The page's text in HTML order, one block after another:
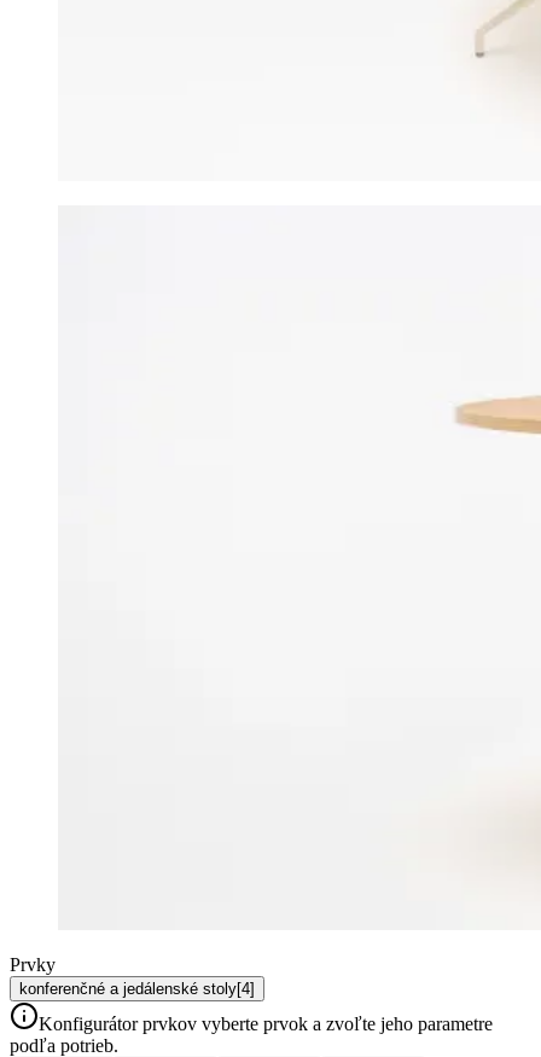
Prvky
konferenčné a jedálenské stoly[4]
Konfigurátor prvkov vyberte prvok a zvoľte jeho parametre
podľa potrieb.